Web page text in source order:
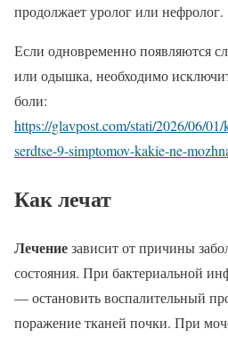
продолжает уролог или нефролог.
Если одновременно появляются
или одышка, необходимо
боли:
https://glavpost.com/stati/2026/06/
serdtse-9-simptomov-kakie-ne-
Как лечат
Лечениезависит от причины
состояния. При бактериальной
— остановить воспалительный
поражение тканей почки. При